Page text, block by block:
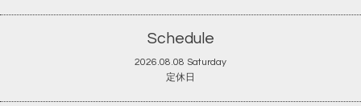
Schedule
2026.08.08 Saturday
定休日